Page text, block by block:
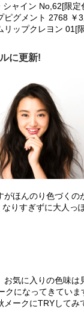
ャイン No,62[限
ピグメント 2768 ￥
リップクレヨン 01[
に更新!
がほんのり色づく
りすぎずに大人っ
気に入りの色味は
クになってきてい
ークにTRYしてみ